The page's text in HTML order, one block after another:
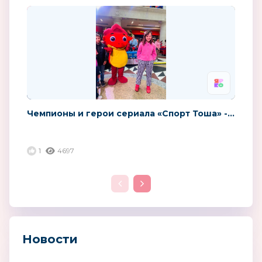
Чемпионы и герои сериала «Спорт Тоша» -...
1 4697
Новости